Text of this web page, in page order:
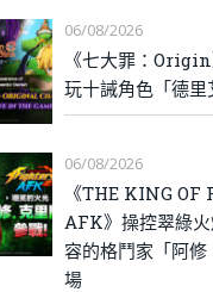
06/08/2026
《七大罪：
玩十誡角色「德里
06/08/2026
《THE KING OF
AFK》操控翠綠
容的格鬥家「阿
場